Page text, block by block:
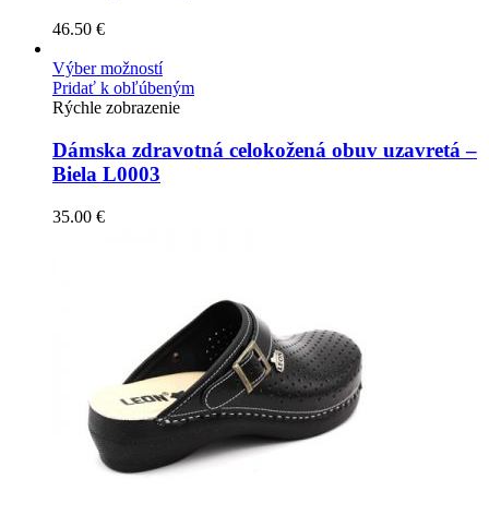
46.50 €
Výber možností
Pridať k obľúbeným
Rýchle zobrazenie
Dámska zdravotná celokožená obuv uzavretá –
Biela L0003
35.00 €